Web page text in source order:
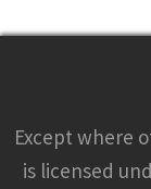
Except where
is licensed